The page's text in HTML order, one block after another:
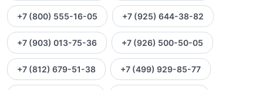
+7 (800) 555-16-05 +7 (925) 644-38-82
+7 (903) 013-75-36 +7 (926) 500-50-05
+7 (812) 679-51-38 +7 (499) 929-85-77